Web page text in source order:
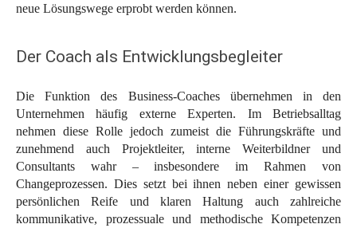
neue Lösungswege erprobt werden können.
Der Coach als Entwicklungsbegleiter
Die Funktion des Business-Coaches übernehmen in den
Unternehmen häufig externe Experten. Im Betriebsalltag
nehmen diese Rolle jedoch zumeist die Führungskräfte und
zunehmend auch Projektleiter, interne Weiterbildner und
Consultants wahr – insbesondere im Rahmen von
Changeprozessen. Dies setzt bei ihnen neben einer gewissen
persönlichen Reife und klaren Haltung auch zahlreiche
kommunikative, prozessuale und methodische Kompetenzen